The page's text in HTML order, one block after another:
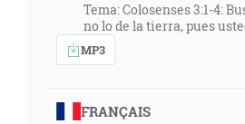
Tema: Colosenses 3:1-4:
no lo de la tierra, pues
MP3
FRANÇAIS